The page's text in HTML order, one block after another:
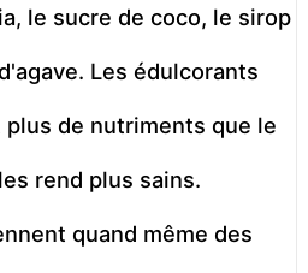
le sucre de coco, le sirop
Les édulcorants
de nutriments que le
rend plus sains.
quand même des